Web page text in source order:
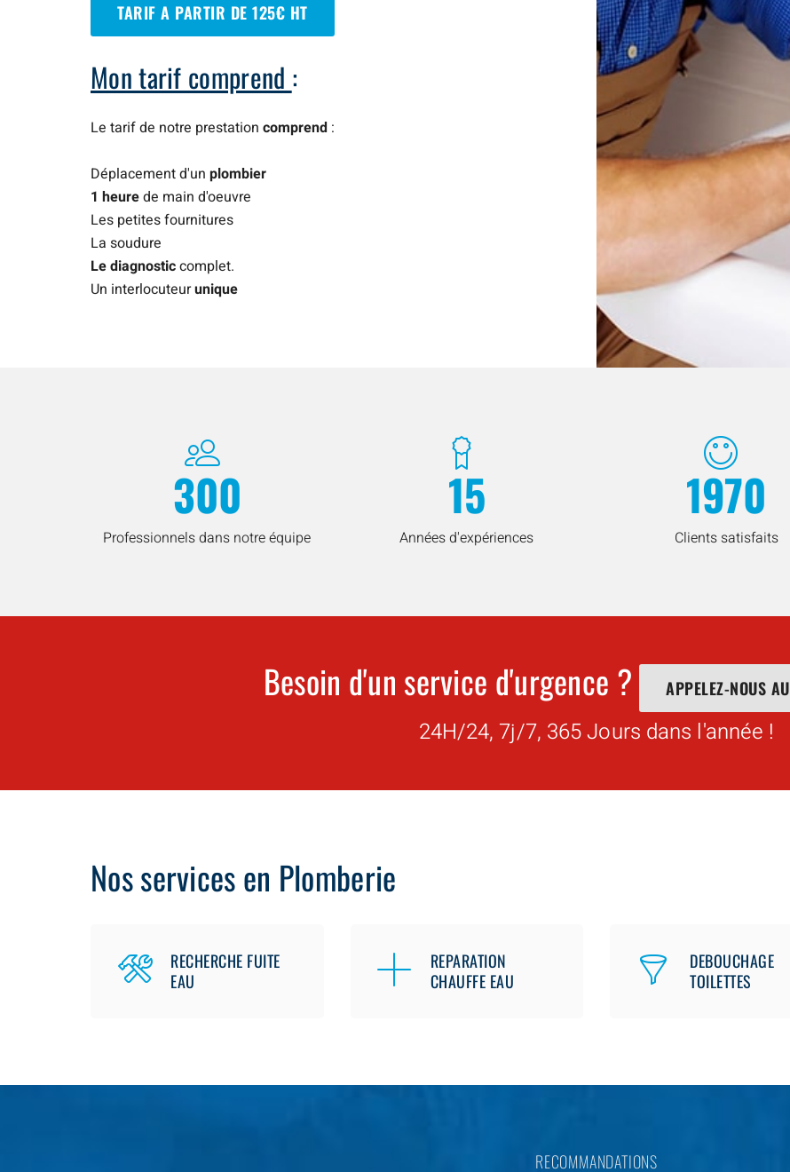
TARIF A PARTIR DE 125€ HT
Mon tarif comprend :
Le tarif de notre prestation comprend :
Déplacement d'un plombier
1 heurede main d'oeuvre
Les petites fournitures
La soudure
Le diagnosticcomplet.
Un interlocuteurunique
300
Professionnels dans notre équipe
15
Années d'expériences
1970
Clients satisfaits
Besoin d'un service d'urgence ? APPELEZ-NOUS AU
24H/24, 7j/7, 365 Jours dans l'année !
Nos services en Plomberie
RECHERCHE FUITE
EAU
REPARATION
CHAUFFE EAU
DEBOUCHAGE
TOILETTES
RECOMMANDATIONS